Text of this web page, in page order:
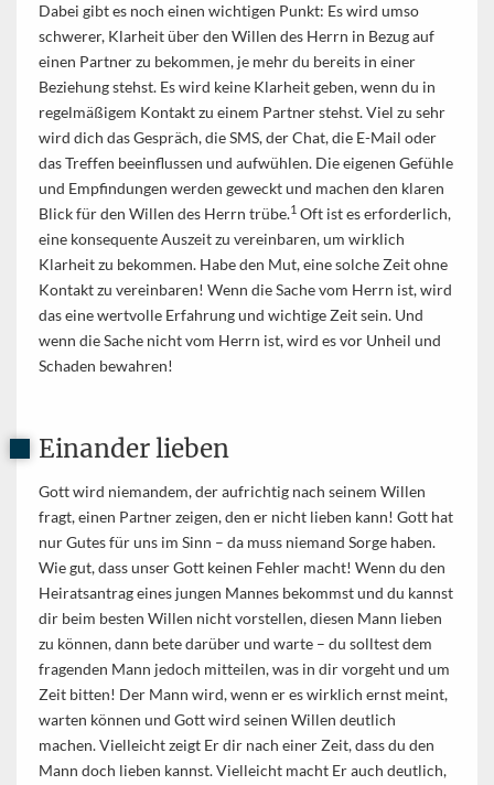
Dabei gibt es noch einen wichtigen Punkt: Es wird umso
schwerer, Klarheit über den Willen des Herrn in Bezug auf
einen Partner zu bekommen, je mehr du bereits in einer
Beziehung stehst. Es wird keine Klarheit geben, wenn du in
regelmäßigem Kontakt zu einem Partner stehst. Viel zu sehr
wird dich das Gespräch, die SMS, der Chat, die E-Mail oder
das Treffen beeinflussen und aufwühlen. Die eigenen Gefühle
und Empfindungen werden geweckt und machen den klaren
Blick für den Willen des Herrn trübe.1 Oft ist es erforderlich,
eine konsequente Auszeit zu vereinbaren, um wirklich
Klarheit zu bekommen. Habe den Mut, eine solche Zeit ohne
Kontakt zu vereinbaren! Wenn die Sache vom Herrn ist, wird
das eine wertvolle Erfahrung und wichtige Zeit sein. Und
wenn die Sache nicht vom Herrn ist, wird es vor Unheil und
Schaden bewahren!
Einander lieben
Gott wird niemandem, der aufrichtig nach seinem Willen
fragt, einen Partner zeigen, den er nicht lieben kann! Gott hat
nur Gutes für uns im Sinn – da muss niemand Sorge haben.
Wie gut, dass unser Gott keinen Fehler macht! Wenn du den
Heiratsantrag eines jungen Mannes bekommst und du kannst
dir beim besten Willen nicht vorstellen, diesen Mann lieben
zu können, dann bete darüber und warte – du solltest dem
fragenden Mann jedoch mitteilen, was in dir vorgeht und um
Zeit bitten! Der Mann wird, wenn er es wirklich ernst meint,
warten können und Gott wird seinen Willen deutlich
machen. Vielleicht zeigt Er dir nach einer Zeit, dass du den
Mann doch lieben kannst. Vielleicht macht Er auch deutlich,